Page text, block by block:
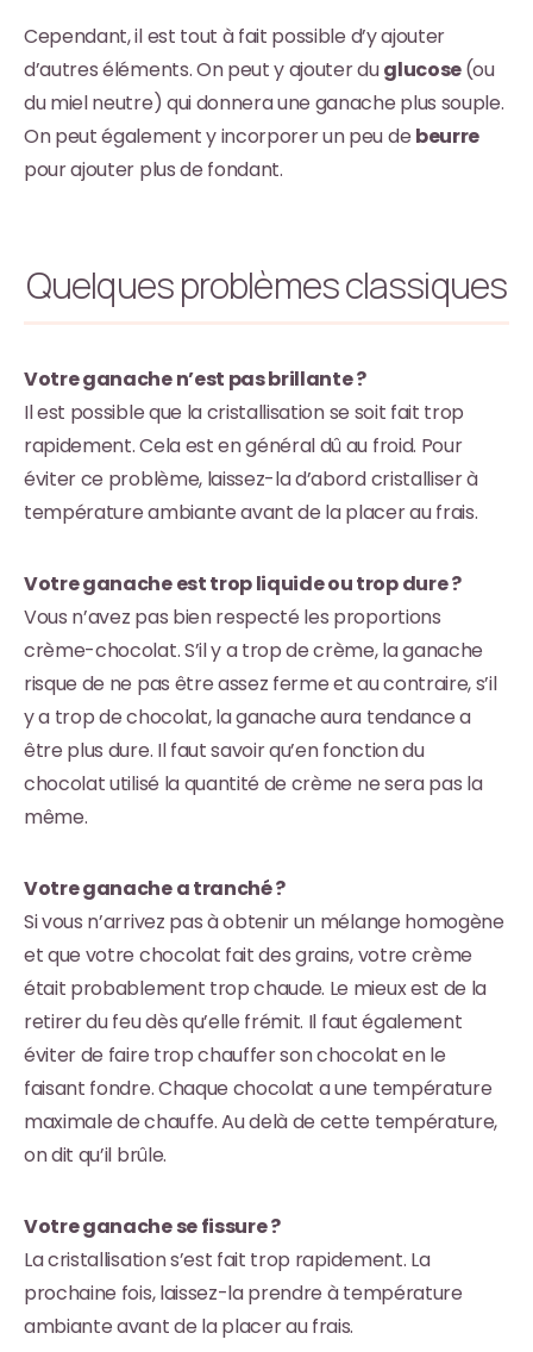
Cependant, il est tout à fait possible d’y ajouter
d’autres éléments. On peut y ajouter duglucose(ou
du miel neutre) qui donnera une ganache plus souple.
On peut également y incorporer un peu de beurre
pour ajouter plus de fondant.
Quelques problèmes classiques
Votre ganache n’est pas brillante ?
Il est possible que la cristallisation se soit fait trop
rapidement. Cela est en général dû au froid. Pour
éviter ce problème, laissez-la d’abord cristalliser à
température ambiante avant de la placer au frais.
Votre ganache est trop liquide ou trop dure ?
Vous n’avez pas bien respecté les proportions
crème-chocolat. S’il y a trop de crème, la ganache
risque de ne pas être assez ferme et au contraire, s’il
y a trop de chocolat, la ganache aura tendance a
être plus dure. Il faut savoir qu’en fonction du
chocolat utilisé la quantité de crème ne sera pas la
même.
Votre ganache a tranché ?
Si vous n’arrivez pas à obtenir un mélange homogène
et que votre chocolat fait des grains, votre crème
était probablement trop chaude. Le mieux est de la
retirer du feu dès qu’elle frémit. Il faut également
éviter de faire trop chauffer son chocolat en le
faisant fondre. Chaque chocolat a une température
maximale de chauffe. Au delà de cette température,
on dit qu’il brûle.
Votre ganache se fissure ?
La cristallisation s’est fait trop rapidement. La
prochaine fois, laissez-la prendre à température
ambiante avant de la placer au frais.